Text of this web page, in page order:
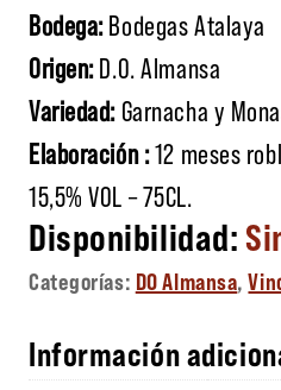
Bodega:Bodegas Atalaya
Origen:D.O. Almansa
Variedad: Garnacha y
Elaboración :12 meses
15,5% VOL – 75CL.
Categorías: DO Almansa,
Información